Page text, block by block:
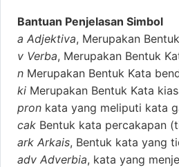
Bantuan Penjelasan Simbol
a Adjektiva, Merupakan
v Verba, Merupakan Bentuk
n Merupakan Bentuk Kata
ki Merupakan Bentuk Kata
pron kata yang meliputi kata
cak Bentuk kata percakapan
ark Arkais, Bentuk kata yang
adv Adverbia, kata yang